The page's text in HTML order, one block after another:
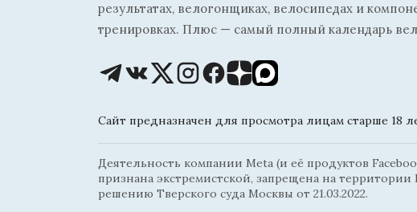
результатах, велогонщиках, велосипедах и
тренировках. Плюс — самый полный календарь
Сайт предназначен для просмотра лицам старше 18
Деятельность компании Meta (и её продуктов
признана экстремистской, запрещена на территории
решению Тверского суда Москвы от 21.03.2022.